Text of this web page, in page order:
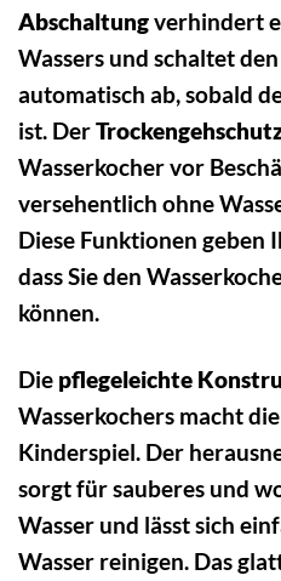
Abschaltungverhindert
Wassers und schaltet
automatisch ab, sobald
ist. Der
Wasserkocher vor
versehentlich ohne
Diese Funktionen geben
dass Sie den
können.
Die pflegeleichte
Wasserkochers macht
Kinderspiel. Der
sorgt für sauberes und
Wasser und lässt sich
Wasser reinigen. Das